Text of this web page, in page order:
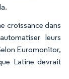
croissance dans
leurs
Euromonitor,
Latine devrait